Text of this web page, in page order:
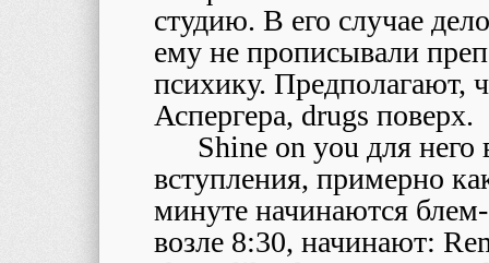
студию. В его случае
ему не прописывали
психику. Предполагают,
Аспергера, drugs поверх.
Shine on you для
вступления, примерно
минуте начинаются
возле 8:30, начинают: